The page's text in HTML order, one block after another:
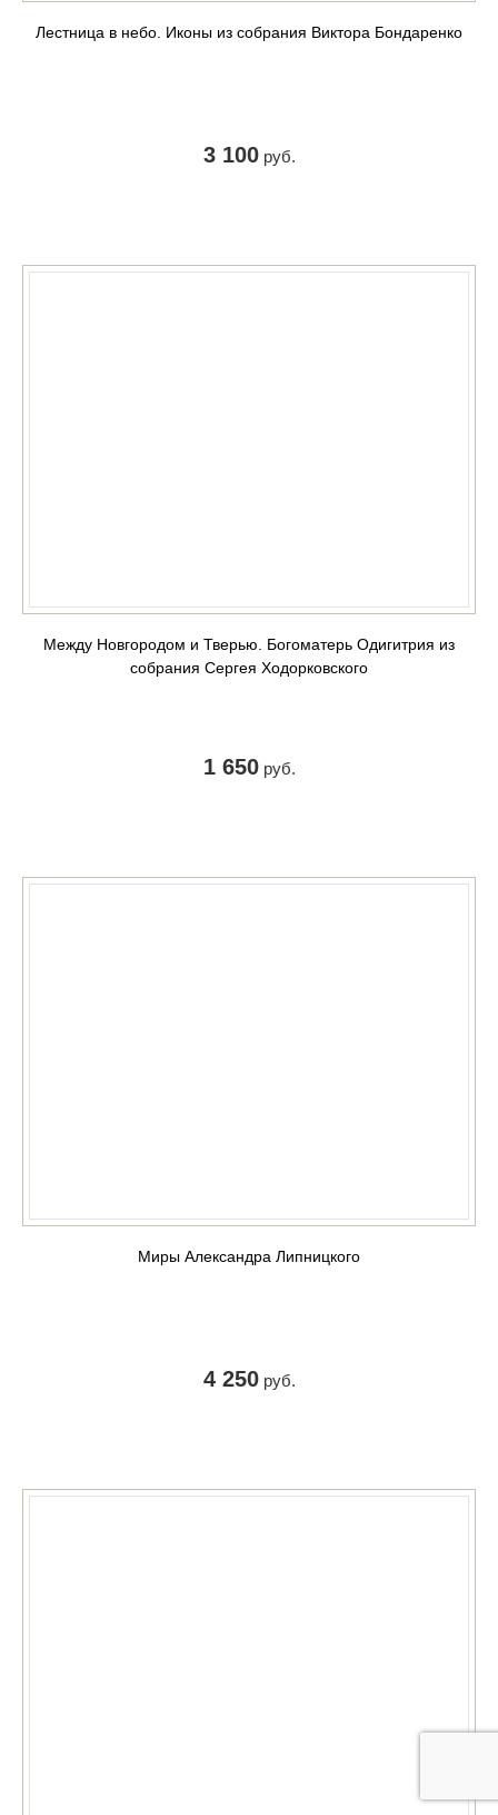
Лестница в небо. Иконы из собрания Виктора Бондаренко
3 100руб.
Между Новгородом и Тверью. Богоматерь Одигитрия из
собрания Сергея Ходорковского
1 650руб.
Миры Александра Липницкого
4 250руб.